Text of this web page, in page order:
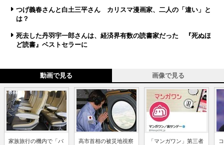
つげ義春さんと白土三平さん カリスマ漫画家、二人の「違い」と
は？
死去した丹羽宇一郎さんは、経済界有数の読書家だった 『死ぬほ
ど読書』ベストセラーに
動画で見る 画像で見る
家族旅行の機内で「パ
高市首相の被災地視察
「マンガワン」第三者